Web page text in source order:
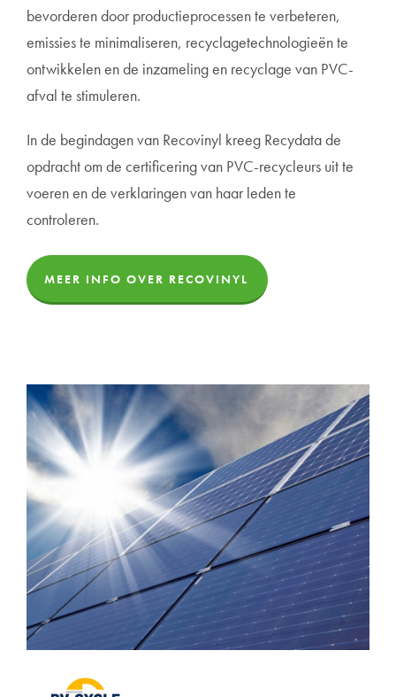
bevorderen door productieprocessen te verbeteren,
emissies te minimaliseren, recyclagetechnologieën te
ontwikkelen en de inzameling en recyclage van PVC-
afval te stimuleren.
In de begindagen van Recovinyl kreeg Recydata de
opdracht om de certificering van PVC-recycleurs uit te
voeren en de verklaringen van haar leden te
controleren.
MEER INFO OVER RECOVINYL